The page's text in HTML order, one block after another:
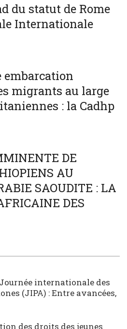
du statut de Rome
Internationale
embarcation
migrants au large
: la Cadhp
DE
AU
SAOUDITE : LA
DES
internationale des
(JIPA) : Entre avancées,
des droits des jeunes